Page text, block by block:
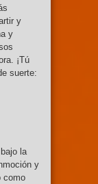
y
y
¡Tú
suerte:
la
y
como